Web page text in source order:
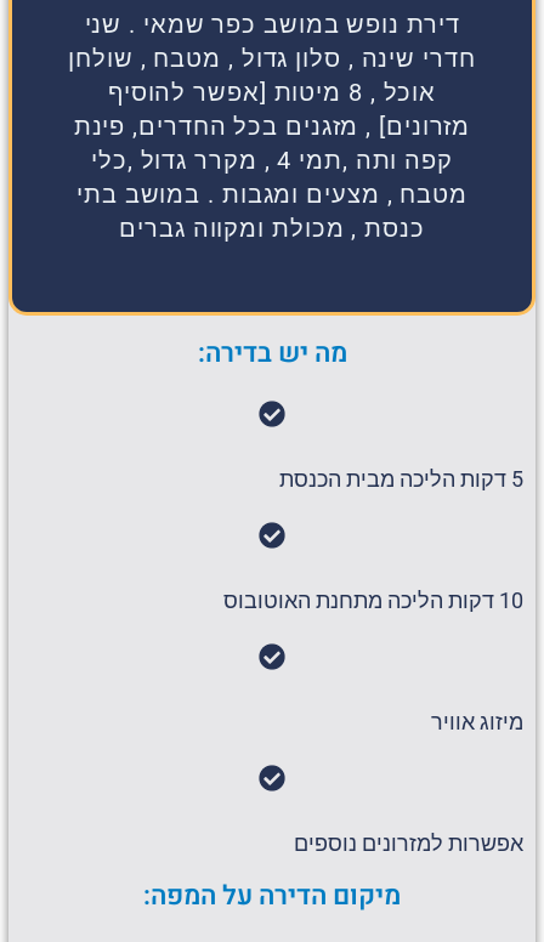
דירת נופש במושב כפר שמאי . שני
חדרי שינה , סלון גדול , מטבח , שולחן
אוכל , 8 מיטות [אפשר להוסיף
מזרונים] , מזגנים בכל החדרים, פינת
קפה ותה ,תמי 4 , מקרר גדול ,כלי
מטבח , מצעים ומגבות . במושב בתי
כנסת , מכולת ומקווה גברים
מה יש בדירה:
5 דקות הליכה מבית הכנסת
10 דקות הליכה מתחנת האוטובוס
מיזוג אוויר
אפשרות למזרונים נוספים
מיקום הדירה על המפה: